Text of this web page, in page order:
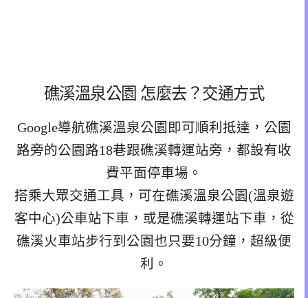
礁溪溫泉公園 怎麼去？交通方式
Google導航礁溪溫泉公園即可順利抵達，公園
路旁的公園路18巷跟礁溪轉運站旁，都設有收
費平面停車場。
搭乘大眾交通工具，可在礁溪溫泉公園(溫泉遊
客中心)公車站下車，或是礁溪轉運站下車，從
礁溪火車站步行到公園也只要10分鐘，超級便
利。